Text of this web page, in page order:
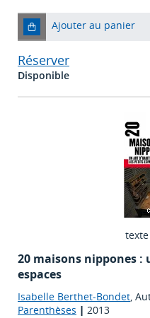
Ajouter au panier
Réserver
Disponible
20 maisons nippones
espaces
Isabelle Berthet-Bondet,
Parenthèses | 2013